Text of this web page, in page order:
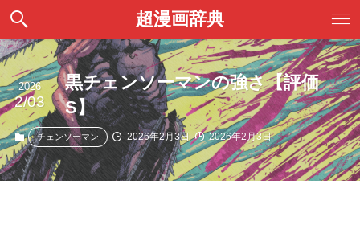
超漫画辞典
黒チェンソーマンの強さ【評価
S】
2026
2/03
チェンソーマン 2026年2月3日 2026年2月3日